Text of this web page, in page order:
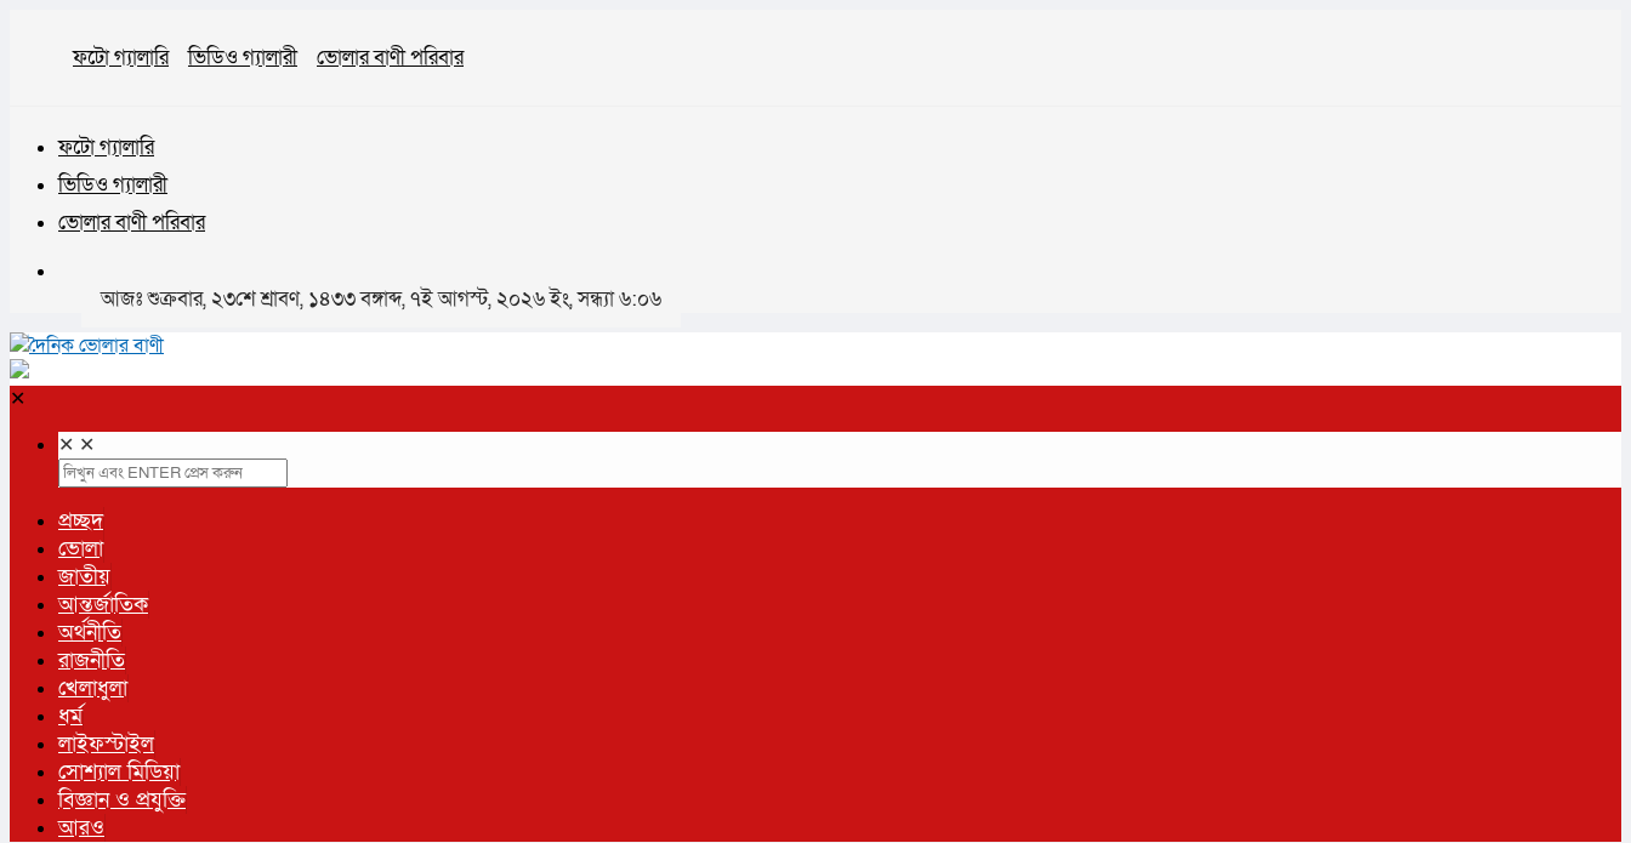
ফটো গ্যালারি ভিডিও গ্যালারী ভোলার বাণী পরিবার
ফটো গ্যালারি
ভিডিও গ্যালারী
ভোলার বাণী পরিবার
আজঃ শুক্রবার, ২৩শে শ্রাবণ, ১৪৩৩ বঙ্গাব্দ, ৭ই আগস্ট, ২০২৬ ইং, সন্ধ্যা ৬:০৬
✕
✕ ✕
প্রচ্ছদ
ভোলা
জাতীয়
আন্তর্জাতিক
অর্থনীতি
রাজনীতি
খেলাধুলা
ধর্ম
লাইফস্টাইল
সোশ্যাল মিডিয়া
বিজ্ঞান ও প্রযুক্তি
আরও